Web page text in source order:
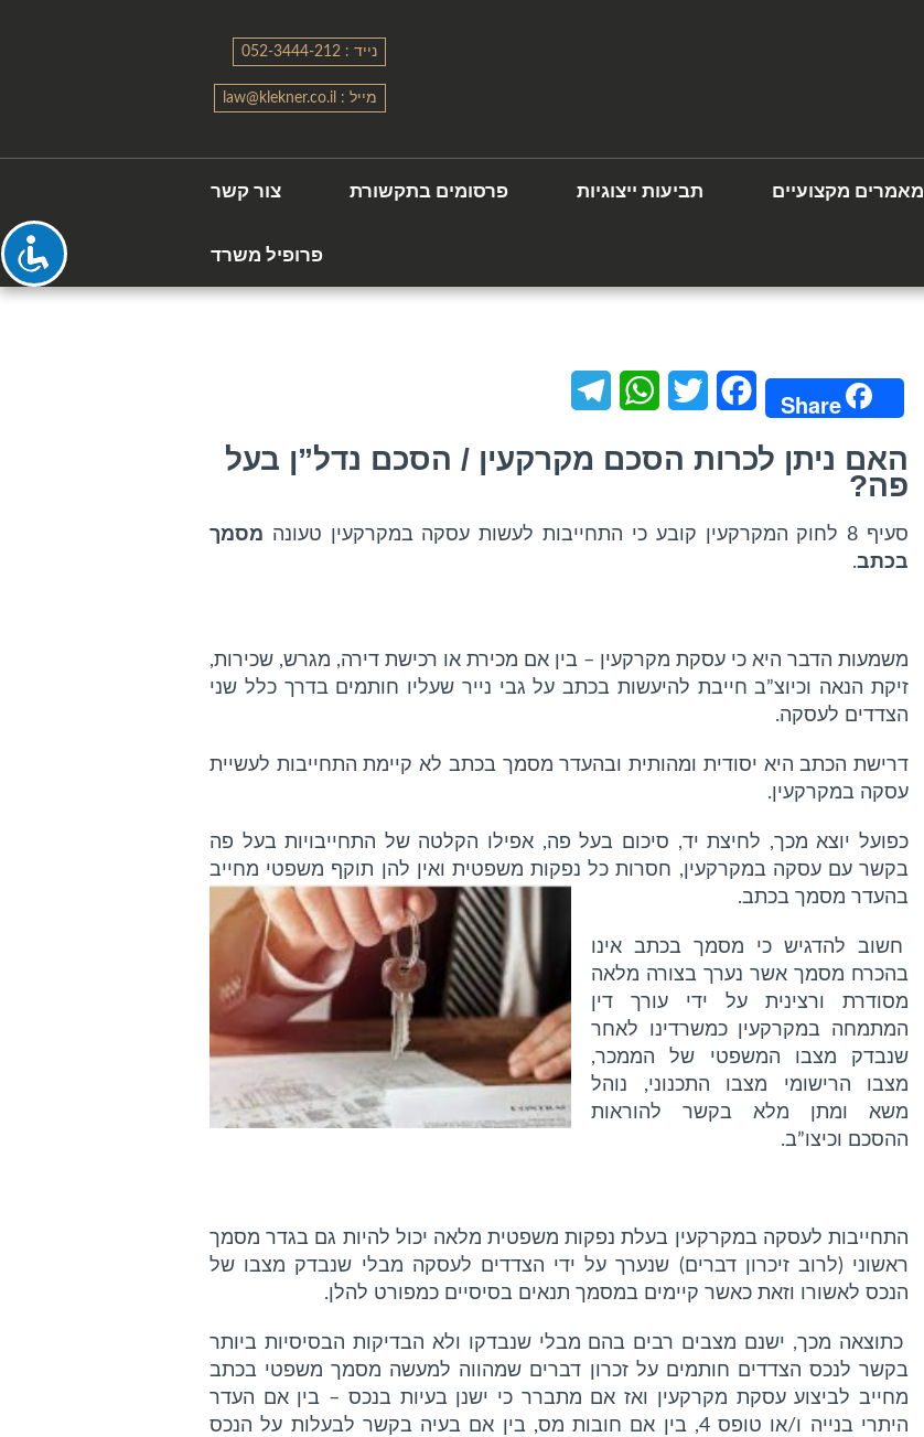
נייד : 052-3444-212
מייל : law@klekner.co.il
צור קשר פרסומים בתקשורת תביעות ייצוגיות מאמרים מקצועיים
פרופיל משרד
Share
c
b
k
i
W
a
p
l
m
האם ניתן לכרות הסכם מקרקעין / הסכם נדל”ן בעל
פה?
סעיף 8 לחוק המקרקעין קובע כי התחייבות לעשות עסקה במקרקעין טעונה
מסמך
בכתב.
משמעות הדבר היא כי עסקת מקרקעין – בין אם מכירת או רכישת דירה, מגרש, שכירות,
זיקת הנאה וכיוצ”ב חייבת להיעשות בכתב על גבי נייר שעליו חותמים בדרך כלל שני
הצדדים לעסקה.
דרישת הכתב היא יסודית ומהותית ובהעדר מסמך בכתב לא קיימת התחייבות לעשיית
עסקה במקרקעין.
כפועל יוצא מכך, לחיצת יד, סיכום בעל פה, אפילו הקלטה של התחייבויות בעל פה
בקשר עם עסקה במקרקעין, חסרות כל נפקות משפטית ואין להן תוקף משפטי מחייב
בהעדר מסמך בכתב.
חשוב להדגיש כי מסמך בכתב אינו
בהכרח מסמך אשר נערך בצורה מלאה
מסודרת ורצינית על ידי עורך דין
המתמחה במקרקעין כמשרדינו לאחר
שנבדק מצבו המשפטי של הממכר,
מצבו הרישומי מצבו התכנוני, נוהל
משא ומתן מלא בקשר להוראות
ההסכם וכיצו”ב.
התחייבות לעסקה במקרקעין בעלת נפקות משפטית מלאה יכול להיות גם בגדר מסמך
ראשוני (לרוב זיכרון דברים) שנערך על ידי הצדדים לעסקה מבלי שנבדק מצבו של
הנכס לאשורו וזאת כאשר קיימים במסמך תנאים בסיסיים כמפורט להלן.
כתוצאה מכך, ישנם מצבים רבים בהם מבלי שנבדקו ולא הבדיקות הבסיסיות ביותר
בקשר לנכס הצדדים חותמים על זכרון דברים שמהווה למעשה מסמך משפטי בכתב
מחייב לביצוע עסקת מקרקעין ואז אם מתברר כי ישנן בעיות בנכס – בין אם העדר
היתרי בנייה ו/או טופס 4, בין אם חובות מס, בין אם בעיה בקשר לבעלות על הנכס